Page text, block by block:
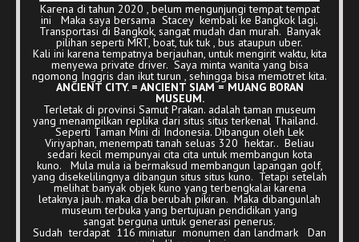
Karena di tahun 2020 , belum mengunjungi tempat tempat
ini Maka saya bersama Stacey kembali ke Bangkok lagi.
Transportasi di Bangkok, sangat mudah dan murah. Banyak
pilihan seperti MRT, boat, tuk tuk , bus ataupun uber.
Kali ini karena tempatnya berjauhan, untuk mengirit waktu, kita
menyewa private driver. Saya minta wanita yang bisa
ngomong Inggris dan ikut turun , sehingga bisa memotret kita.
ANCIENT CITY. = ANCIENT SIAM = MUANG BORAN
MUSEUM.
Terletak di provinsi Samut Prakan. adalah taman museum
yang menampilkan replika dari situs situs terkenal Thailand.
Seperti Taman Mini di Indonesia. Dibangun oleh Lek
Viriyaphan, menempati tanah seluas 320 hektar.. Beliau
sedari kecil mempunyai cita cita untuk membangun kota
kuno. Mula mula ia bermaksud membangun lapangan golf,
yang disekelilingnya dibangun situs situs kuno. Tetapi setelah
melihat banyak objek kuno yang terbengkalai karena
letaknya jauh. maka dia berubah pikiran. Maka dibangunlah
museum terbuka yang bertujuan pendidikan yang
sangat berguna untuk generasi penerus.
Sudah terdapat 116 miniatur monumen dan landmark Dan